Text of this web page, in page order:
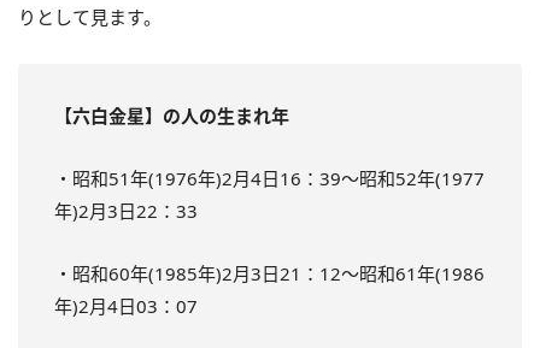
りとして見ます。
【六白金星】の人の生まれ年
・昭和51年(1976年)2月4日16：39～昭和52年(1977
年)2月3日22：33
・昭和60年(1985年)2月3日21：12～昭和61年(1986
年)2月4日03：07